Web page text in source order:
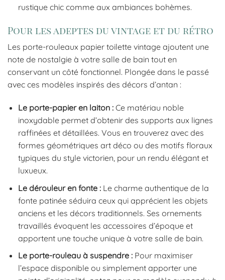
rustique chic comme aux ambiances bohèmes.
Pour les adeptes du vintage et du rétro
Les porte-rouleaux papier toilette vintage ajoutent une
note de nostalgie à votre salle de bain tout en
conservant un côté fonctionnel. Plongée dans le passé
avec ces modèles inspirés des décors d’antan :
Le porte-papier en laiton :Ce matériau noble
inoxydable permet d’obtenir des supports aux lignes
raffinées et détaillées. Vous en trouverez avec des
formes géométriques art déco ou des motifs floraux
typiques du style victorien, pour un rendu élégant et
luxueux.
Le dérouleur en fonte :Le charme authentique de la
fonte patinée séduira ceux qui apprécient les objets
anciens et les décors traditionnels. Ses ornements
travaillés évoquent les accessoires d’époque et
apportent une touche unique à votre salle de bain.
Le porte-rouleau à suspendre :Pour maximiser
l’espace disponible ou simplement apporter une